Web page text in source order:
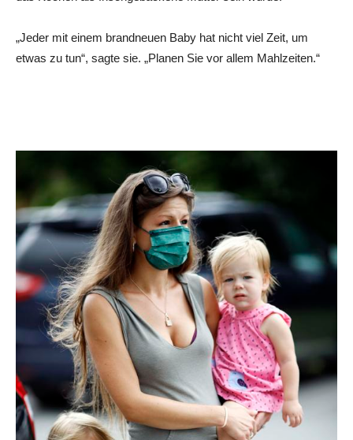
„Jeder mit einem brandneuen Baby hat nicht viel Zeit, um
etwas zu tun“, sagte sie. „Planen Sie vor allem Mahlzeiten.“